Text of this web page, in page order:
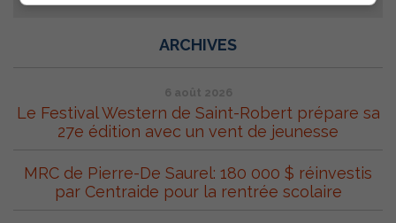
ARCHIVES
6 août 2026
Le Festival Western de Saint-Robert prépare sa
27e édition avec un vent de jeunesse
MRC de Pierre-De Saurel: 180 000 $ réinvestis
par Centraide pour la rentrée scolaire